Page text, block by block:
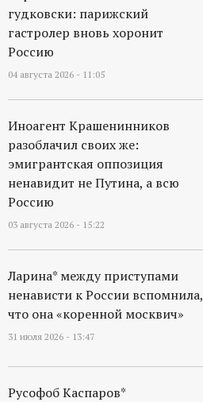
гудковски: парижский
гастролер вновь хоронит
Россию
04 августа 2026 - 11:05
Иноагент Крашенинников
разоблачил своих же:
эмигрантская оппозиция
ненавидит не Путина, а всю
Россию
03 августа 2026 - 15:22
Ларина* между приступами
ненависти к России вспомнила,
что она «коренной москвич»
31 июля 2026 - 13:47
Русофоб Каспаров*